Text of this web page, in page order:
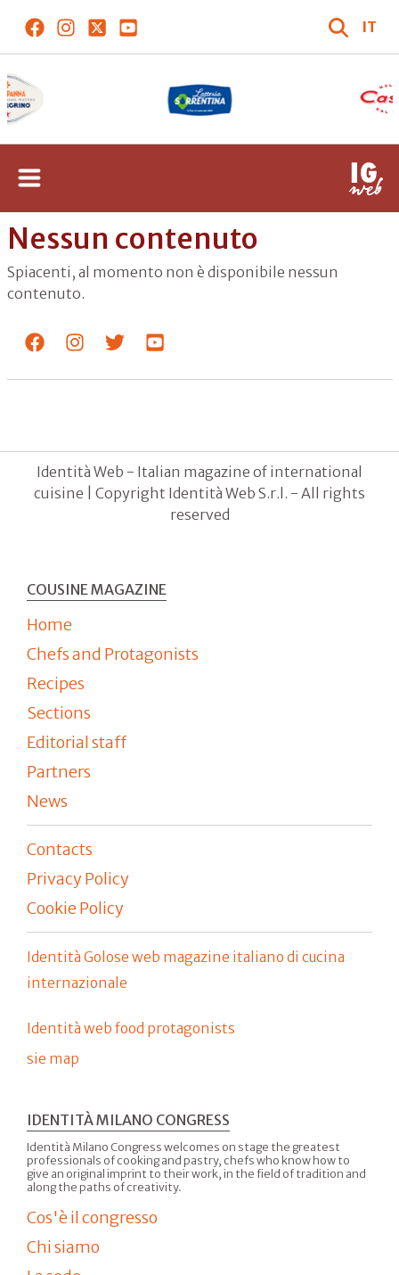
IT
Nessun contenuto
Spiacenti, al momento non è disponibile nessun
contenuto.
Identità Web - Italian magazine of international
cuisine | Copyright Identità Web S.r.l. - All rights
reserved
COUSINE MAGAZINE
Home
Chefs and Protagonists
Recipes
Sections
Editorial staff
Partners
News
Contacts
Privacy Policy
Cookie Policy
Identità Golose web magazine italiano di cucina
internazionale
Identità web food protagonists
sie map
IDENTITÀ MILANO CONGRESS
Identità Milano Congress welcomes on stage the greatest
professionals of cooking and pastry, chefs who know how to
give an original imprint to their work, in the field of tradition and
along the paths of creativity.
Cos'è il congresso
Chi siamo